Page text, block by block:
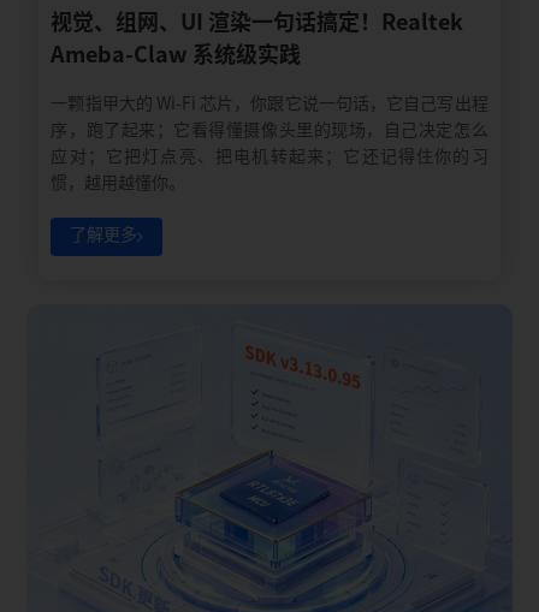
视觉、组网、UI 渲染一句话搞定！Realtek
Ameba-Claw 系统级实践
一颗指甲大的 Wi-Fi 芯片，你跟它说一句话，它自己写出程
序，跑了起来；它看得懂摄像头里的现场，自己决定怎么
应对；它把灯点亮、把电机转起来；它还记得住你的习
惯，越用越懂你。
了解更多